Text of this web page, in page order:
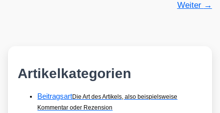
Weiter →
Artikelkategorien
BeitragsartDie Art des Artikels, also beispielsweise
Kommentar oder Rezension